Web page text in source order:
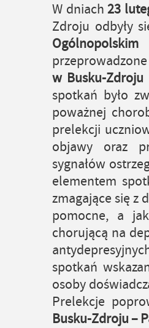
W dniach23
Zdroju odbyły
w Busku-Zdroju
spotkań było
poważnej
prelekcji
objawy oraz
sygnałów
elementem
zmagające się z
pomocne, a
chorującą na
spotkań
osoby
Prelekcje
Busku-Zdroju –